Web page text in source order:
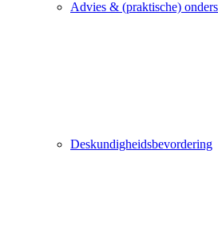
Advies & (praktische)
Deskundigheidsbevordering